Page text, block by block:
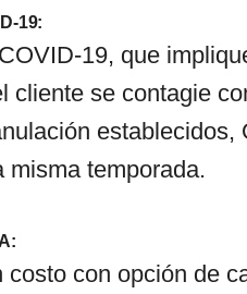
19:
19, que
cliente se contagie
misma temporada.
con opción de